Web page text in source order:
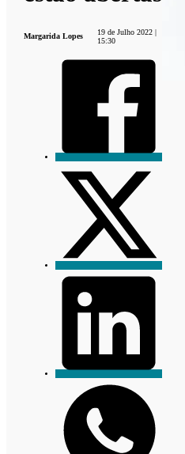
Margarida Lopes
19 de Julho 2022 |
15:30